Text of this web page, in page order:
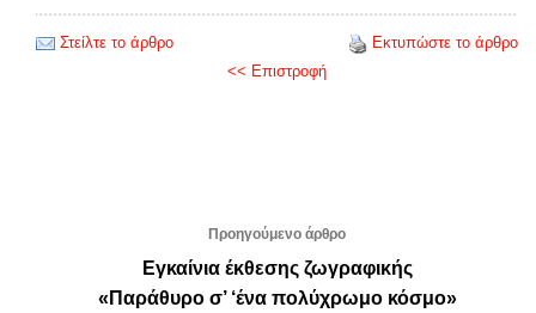
Στείλτε το άρθρο
Εκτυπώστε το άρθρο
<< Επιστροφή
Προηγούμενο άρθρο
Εγκαίνια έκθεσης ζωγραφικής
«Παράθυρο σ’ ‘ένα πολύχρωμο κόσμο»